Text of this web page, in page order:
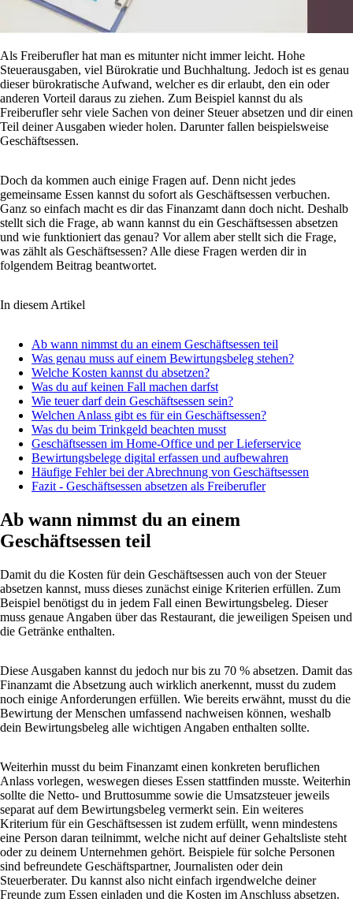
Als Freiberufler hat man es mitunter nicht immer leicht. Hohe
Steuerausgaben, viel Bürokratie und Buchhaltung. Jedoch ist es genau
dieser bürokratische Aufwand, welcher es dir erlaubt, den ein oder
anderen Vorteil daraus zu ziehen. Zum Beispiel kannst du als
Freiberufler sehr viele Sachen von deiner Steuer absetzen und dir einen
Teil deiner Ausgaben wieder holen. Darunter fallen beispielsweise
Geschäftsessen.
Doch da kommen auch einige Fragen auf. Denn nicht jedes
gemeinsame Essen kannst du sofort als Geschäftsessen verbuchen.
Ganz so einfach macht es dir das Finanzamt dann doch nicht. Deshalb
stellt sich die Frage, ab wann kannst du ein Geschäftsessen absetzen
und wie funktioniert das genau? Vor allem aber stellt sich die Frage,
was zählt als Geschäftsessen? Alle diese Fragen werden dir in
folgendem Beitrag beantwortet.
In diesem Artikel
Ab wann nimmst du an einem Geschäftsessen teil
Was genau muss auf einem Bewirtungsbeleg stehen?
Welche Kosten kannst du absetzen?
Was du auf keinen Fall machen darfst
Wie teuer darf dein Geschäftsessen sein?
Welchen Anlass gibt es für ein Geschäftsessen?
Was du beim Trinkgeld beachten musst
Geschäftsessen im Home-Office und per Lieferservice
Bewirtungsbelege digital erfassen und aufbewahren
Häufige Fehler bei der Abrechnung von Geschäftsessen
Fazit - Geschäftsessen absetzen als Freiberufler
Ab wann nimmst du an einem
Geschäftsessen teil
Damit du die Kosten für dein Geschäftsessen auch von der Steuer
absetzen kannst, muss dieses zunächst einige Kriterien erfüllen. Zum
Beispiel benötigst du in jedem Fall einen Bewirtungsbeleg. Dieser
muss genaue Angaben über das Restaurant, die jeweiligen Speisen und
die Getränke enthalten.
Diese Ausgaben kannst du jedoch nur bis zu 70 % absetzen. Damit das
Finanzamt die Absetzung auch wirklich anerkennt, musst du zudem
noch einige Anforderungen erfüllen. Wie bereits erwähnt, musst du die
Bewirtung der Menschen umfassend nachweisen können, weshalb
dein Bewirtungsbeleg alle wichtigen Angaben enthalten sollte.
Weiterhin musst du beim Finanzamt einen konkreten beruflichen
Anlass vorlegen, weswegen dieses Essen stattfinden musste. Weiterhin
sollte die Netto- und Bruttosumme sowie die Umsatzsteuer jeweils
separat auf dem Bewirtungsbeleg vermerkt sein. Ein weiteres
Kriterium für ein Geschäftsessen ist zudem erfüllt, wenn mindestens
eine Person daran teilnimmt, welche nicht auf deiner Gehaltsliste steht
oder zu deinem Unternehmen gehört. Beispiele für solche Personen
sind befreundete Geschäftspartner, Journalisten oder dein
Steuerberater. Du kannst also nicht einfach irgendwelche deiner
Freunde zum Essen einladen und die Kosten im Anschluss absetzen.